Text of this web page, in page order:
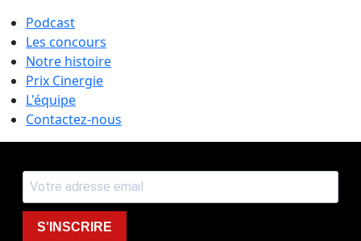
Podcast
Les concours
Notre histoire
Prix Cinergie
L'équipe
Contactez-nous
S'INSCRIRE